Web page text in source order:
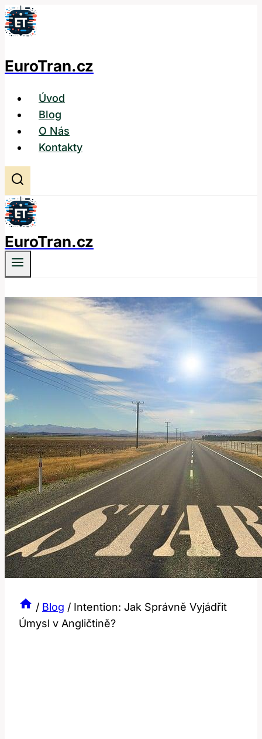
Přeskočit
na
EuroTran.cz
Úvod
Blog
O Nás
Kontakty
EuroTran.cz
/ Blog / Intention: Jak Správně Vyjádřit
Úmysl v Angličtině?